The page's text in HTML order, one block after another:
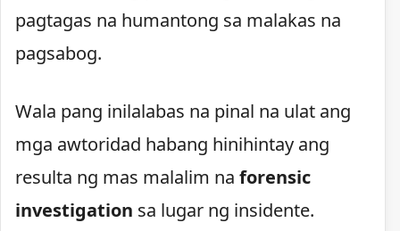
pagtagas na humantong sa malakas na
pagsabog.
Wala pang inilalabas na pinal na ulat ang
mga awtoridad habang hinihintay ang
resulta ng mas malalim na forensic
investigation sa lugar ng insidente.